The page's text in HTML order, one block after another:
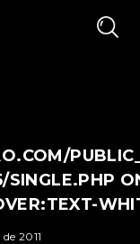
SINGLE.PHP
2011